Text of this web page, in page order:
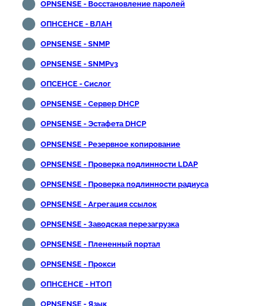
OPNSENSE - Восстановление паролей
ОПНСЕНСЕ - ВЛАН
OPNSENSE - SNMP
OPNSENSE - SNMPv3
ОПСЕНСЕ - Сислог
OPNSENSE - Сервер DHCP
OPNSENSE - Эстафета DHCP
OPNSENSE - Резервное копирование
OPNSENSE - Проверка подлинности LDAP
OPNSENSE - Проверка подлинности радиуса
OPNSENSE - Агрегация ссылок
OPNSENSE - Заводская перезагрузка
OPNSENSE - Плененный портал
OPNSENSE - Прокси
ОПНСЕНСЕ - НТОП
OPNSENSE - Язык